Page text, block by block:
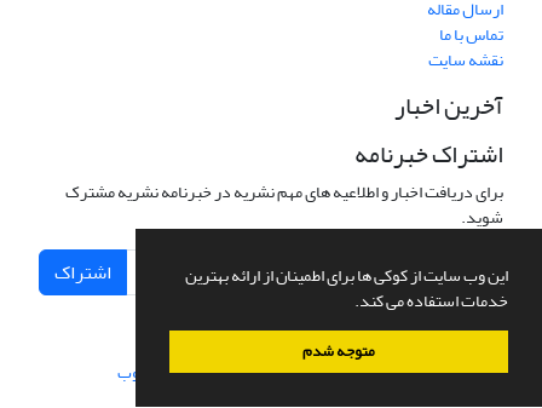
این وب سایت از کوکی ها برای اطمینان از ارائه بهترین
خدمات استفاده می کند.
متوجه شدم
ارسال مقاله
تماس با ما
نقشه سایت
آخرین اخبار
اشتراک خبرنامه
برای دریافت اخبار و اطلاعیه های مهم نشریه در خبرنامه نشریه مشترک
شوید.
اشتراک
سامانه مدیریت نشریات علمی.طراحی و پیاده سازی از سیناوب